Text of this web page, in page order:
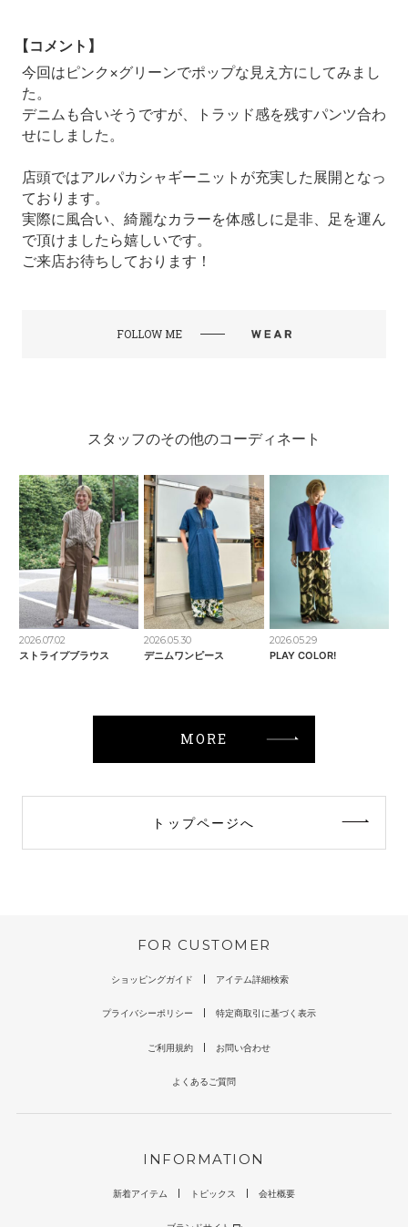
【コメント】
今回はピンク×グリーンでポップな見え方にしてみまし
た。
デニムも合いそうですが、トラッド感を残すパンツ合わ
せにしました。
店頭ではアルパカシャギーニットが充実した展開となっ
ております。
実際に風合い、綺麗なカラーを体感しに是非、足を運ん
で頂けましたら嬉しいです。
ご来店お待ちしております！
FOLLOW ME
スタッフのその他のコーディネート
2026.07.02
ストライプブラウス
2026.05.30
デニムワンピース
2026.05.29
PLAY COLOR!
MORE
トップページへ
FOR CUSTOMER
ショッピングガイド アイテム詳細検索
プライバシーポリシー 特定商取引に基づく表示
ご利用規約 お問い合わせ
よくあるご質問
INFORMATION
新着アイテム トピックス 会社概要